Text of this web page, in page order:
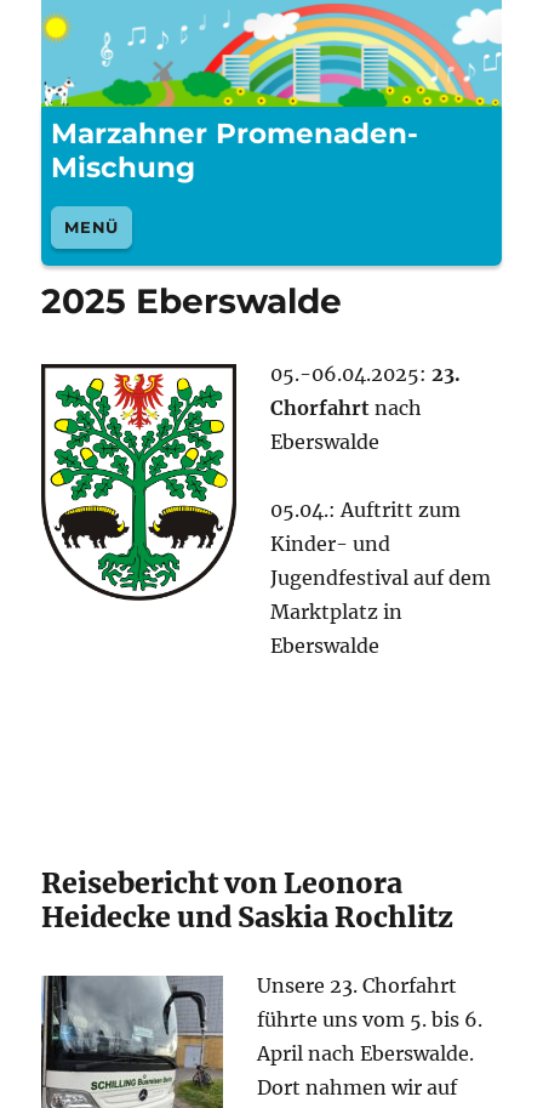
Marzahner Promenaden-
Mischung
MENÜ
2025 Eberswalde
05.-06.04.2025:23.
Chorfahrtnach
Eberswalde
05.04.: Auftritt zum
Kinder- und
Jugendfestival auf dem
Marktplatz in
Eberswalde
Reisebericht von Leonora
Heidecke und Saskia Rochlitz
Unsere 23. Chorfahrt
führte uns vom 5. bis 6.
April nach Eberswalde.
Dort nahmen wir auf